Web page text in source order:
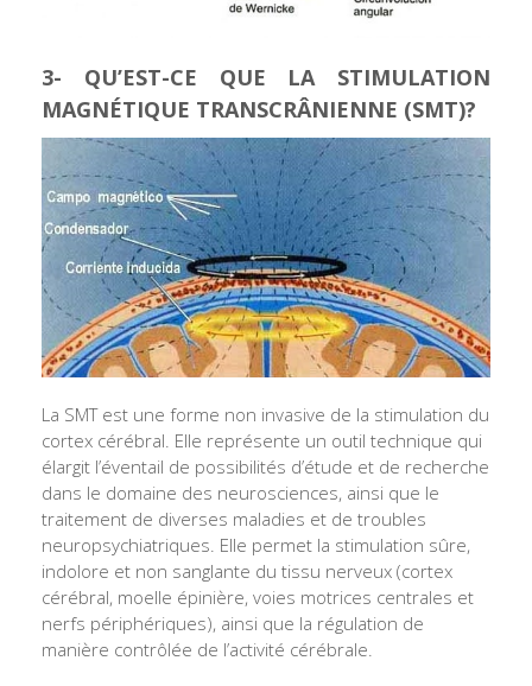
3- QU’EST-CE QUE LA STIMULATION
MAGNÉTIQUE TRANSCRÂNIENNE (SMT)?
La SMT est une forme non invasive de la stimulation du
cortex cérébral. Elle représente un outil technique qui
élargit l’éventail de possibilités d’étude et de recherche
dans le domaine des neurosciences, ainsi que le
traitement de diverses maladies et de troubles
neuropsychiatriques. Elle permet la stimulation sûre,
indolore et non sanglante du tissu nerveux (cortex
cérébral, moelle épinière, voies motrices centrales et
nerfs périphériques), ainsi que la régulation de
manière contrôlée de l’activité cérébrale.